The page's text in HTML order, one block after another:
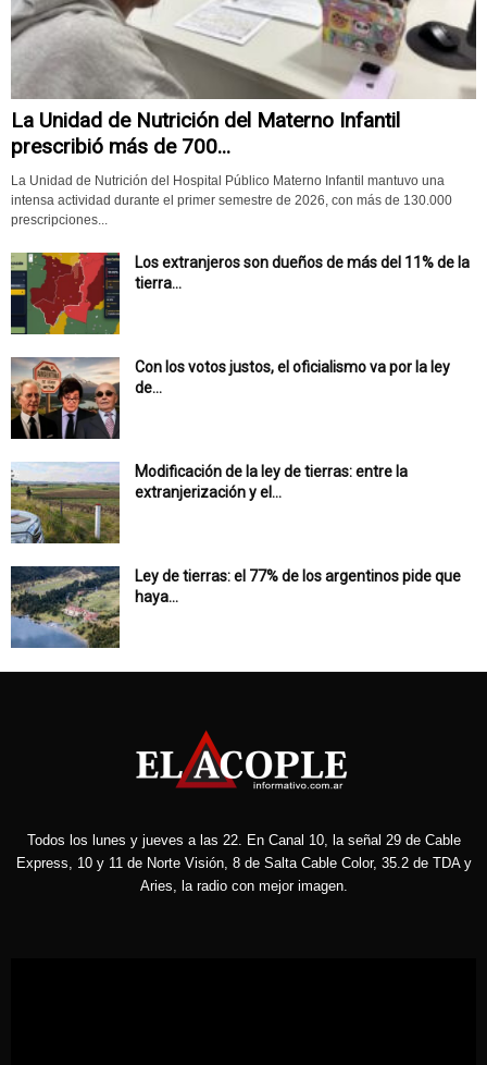
La Unidad de Nutrición del Materno Infantil
prescribió más de 700...
La Unidad de Nutrición del Hospital Público Materno Infantil mantuvo una
intensa actividad durante el primer semestre de 2026, con más de 130.000
prescripciones...
Los extranjeros son dueños de más del 11% de la
tierra...
Con los votos justos, el oficialismo va por la ley
de...
Modificación de la ley de tierras: entre la
extranjerización y el...
Ley de tierras: el 77% de los argentinos pide que
haya...
Todos los lunes y jueves a las 22. En Canal 10, la señal 29 de Cable
Express, 10 y 11 de Norte Visión, 8 de Salta Cable Color, 35.2 de TDA y
Aries, la radio con mejor imagen.